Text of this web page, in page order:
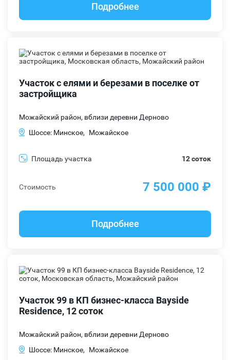
Подробнее
Участок с елями и березами в поселке от
застройщика
Можайский район, вблизи деревни Дерново
Шоссе: Минское,
Можайское
Площадь участка 12 соток
Стоимость 7 500 000 ₽
Подробнее
Участок 99 в КП бизнес-класса Bayside
Residence, 12 соток
Можайский район, вблизи деревни Дерново
Шоссе: Минское,
Можайское